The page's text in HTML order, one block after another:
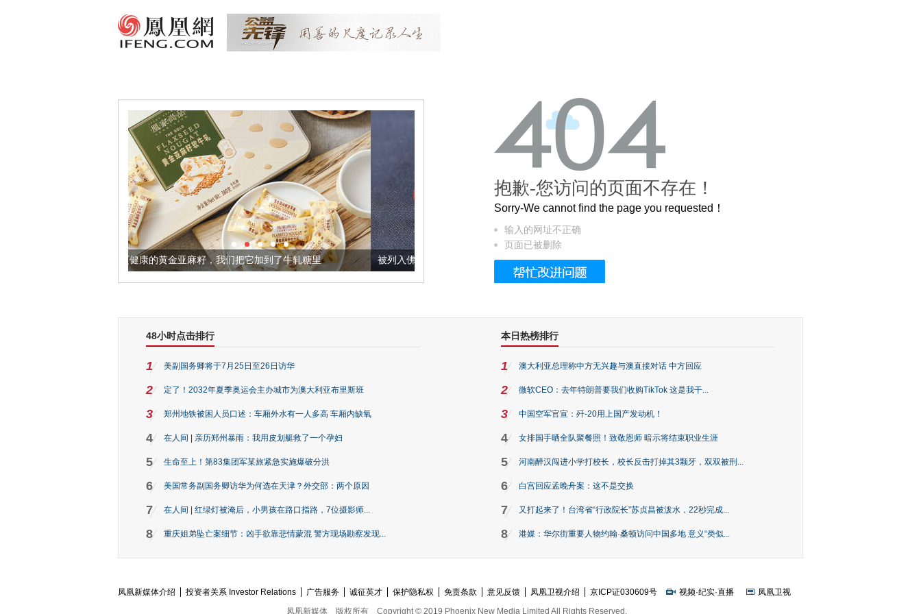
让身体更健康的黄金亚麻籽，我们把它加到了牛轧糖里 被列入佛家七宝的它到底有多美？
抱歉-您访问的页面不存在！
Sorry-We cannot find the page you requested！
输入的网址不正确
页面已被删除
48小时点击排行
1 美副国务卿将于7月25日至26日访华
2 定了！2032年夏季奥运会主办城市为澳大利亚布里斯班
3 郑州地铁被困人员口述：车厢外水有一人多高 车厢内缺氧
4 在人间 | 亲历郑州暴雨：我用皮划艇救了一个孕妇
5 生命至上！第83集团军某旅紧急实施爆破分洪
6 美国常务副国务卿访华为何选在天津？外交部：两个原因
7 在人间 | 红绿灯被淹后，小男孩在路口指路，7位摄影师...
8 重庆姐弟坠亡案细节：凶手欲靠悲情蒙混 警方现场勘察发现...
本日热榜排行
1 澳大利亚总理称中方无兴趣与澳直接对话 中方回应
2 微软CEO：去年特朗普要我们收购TikTok 这是我干...
3 中国空军官宣：歼-20用上国产发动机！
4 女排国手晒全队聚餐照！致敬恩师 暗示将结束职业生涯
5 河南醉汉闯进小学打校长，校长反击打掉其3颗牙，双双被刑...
6 白宫回应孟晚舟案：这不是交换
7 又打起来了！台湾省“行政院长”苏贞昌被泼水，22秒完成...
8 港媒：华尔街重要人物约翰·桑顿访问中国多地 意义“类似...
凤凰新媒体介绍 投资者关系 Investor Relations 广告服务 诚征英才 保护隐私权 免责条款 意见反馈 凤凰卫视介绍 京ICP证030609号 视频·纪实·直播
凤凰卫视
凤凰新媒体
版权所有 Copyright © 2019 Phoenix New Media Limited All Rights Reserved.